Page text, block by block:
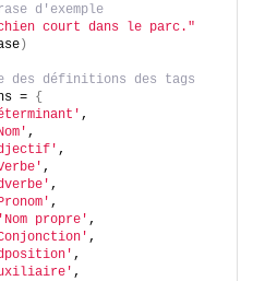
d'exemple
court dans le parc."
)
des définitions des tags
= {
,
,
,
,
,
,
'Nom propre' ,
,
,
,